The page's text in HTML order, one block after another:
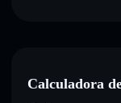
Calculadora